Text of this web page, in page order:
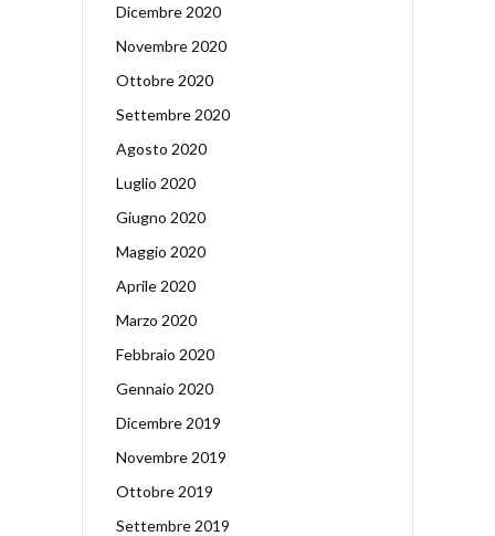
Dicembre 2020
Novembre 2020
Ottobre 2020
Settembre 2020
Agosto 2020
Luglio 2020
Giugno 2020
Maggio 2020
Aprile 2020
Marzo 2020
Febbraio 2020
Gennaio 2020
Dicembre 2019
Novembre 2019
Ottobre 2019
Settembre 2019